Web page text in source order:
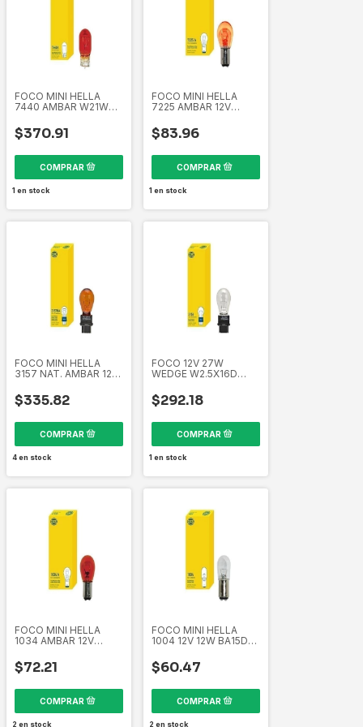
FOCO MINI HELLA
7440 AMBAR W21W
EL7440A 358266351
$370.91
1 en stock
FOCO MINI HELLA
7225 AMBAR 12V
EL7225A 358266331
$83.96
1 en stock
FOCO MINI HELLA
3157 NAT. AMBAR 12V
EL3157NAOE
358265511
$335.82
4en stock
FOCO 12V 27W
WEDGE W2.5X16D
EL3156 358265491
$292.18
1 en stock
FOCO MINI HELLA
1034 AMBAR 12V
EL1034A 358265331
$72.21
2 en stock
FOCO MINI HELLA
1004 12V 12W BA15D
EL1004 358265321
$60.47
2 en stock